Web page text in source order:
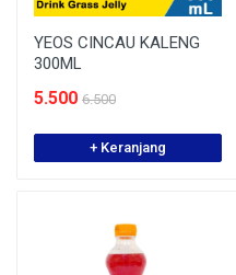
YEOS CINCAU KALENG
300ML
5.500 6.500
+ Keranjang